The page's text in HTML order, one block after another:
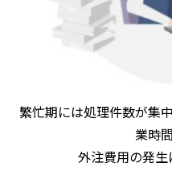
繁忙期には処理件数が集
業時
外注費用の発生